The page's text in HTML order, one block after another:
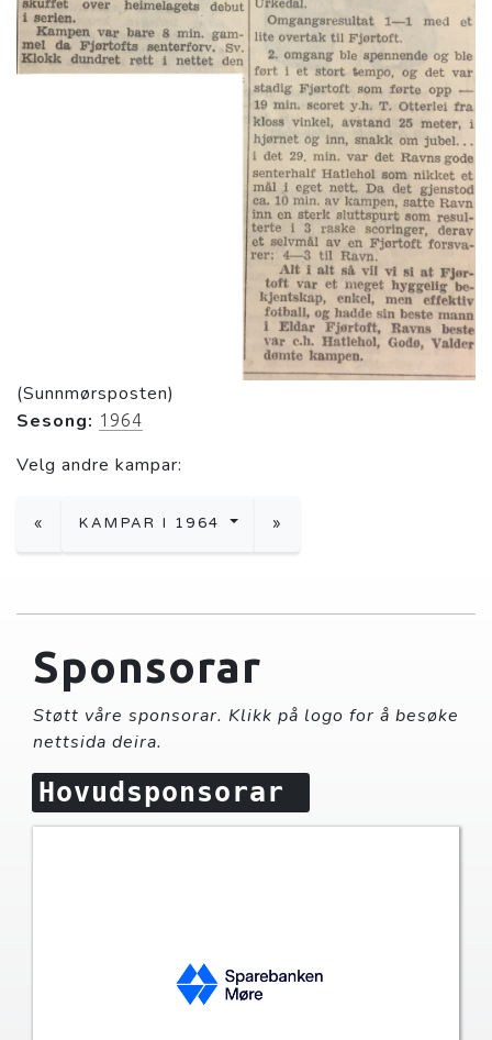
(Sunnmørsposten)
Sesong: 1964
Velg andre kampar:
« KAMPAR I 1964 »
Sponsorar
Støtt våre sponsorar. Klikk på logo for å besøke
nettsida deira.
Hovudsponsorar